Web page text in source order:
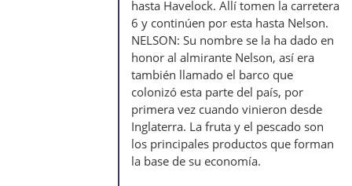
hasta Havelock. Allí tomen la carretera
6 y continúen por esta hasta Nelson.
NELSON: Su nombre se la ha dado en
honor al almirante Nelson, así era
también llamado el barco que
colonizó esta parte del país, por
primera vez cuando vinieron desde
Inglaterra. La fruta y el pescado son
los principales productos que forman
la base de su economía.